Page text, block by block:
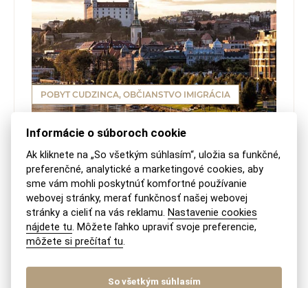
POBYT CUDZINCA, OBČIANSTVO IMIGRÁCIA
Prechodný pobyt pre cudzinca –
požiadavky na ubytovanie, zmena
adresy, platnosť pasu
Minimálne požiadavky pre ubytovanie Zákon
o pobyte cudzincov č. 404/2011 Z. z. o pobyte
cudzincov a o zmene a doplnení niektorých
zákonov (ďalej ako „Zákon...
Informácie o súboroch cookie
Ak kliknete na „So všetkým súhlasím“, uložia sa funkčné,
preferenčné, analytické a marketingové cookies, aby
sme vám mohli poskytnúť komfortné používanie
webovej stránky, merať funkčnosť našej webovej
stránky a cieliť na vás reklamu. Nastavenie cookies
nájdete tu. Môžete ľahko upraviť svoje preferencie,
môžete si prečítať tu.
So všetkým súhlasím